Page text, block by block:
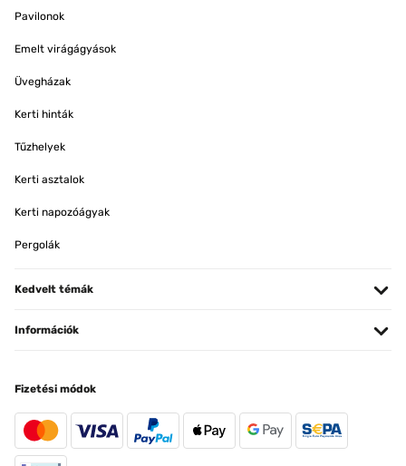
Pavilonok
Emelt virágágyások
Üvegházak
Kerti hinták
Tűzhelyek
Kerti asztalok
Kerti napozóágyak
Pergolák
Kedvelt témák
Információk
Fizetési módok